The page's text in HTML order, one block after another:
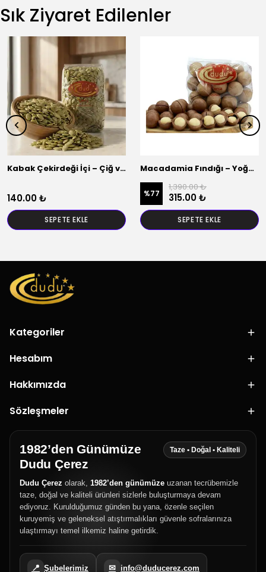
Sık Ziyaret Edilenler
Kabak Çekirdeği İçi – Çiğ ve Doğal
140.00 ₺
SEPETE EKLE
Macadamia Fındığı – Yoğun Lezzet
%77
1,390.00 ₺
315.00 ₺
SEPETE EKLE
Kategoriler
Hesabım
Hakkımızda
Sözleşmeler
1982’den Günümüze
Dudu Çerez
Taze • Doğal • Kaliteli
Dudu Çerez olarak, 1982’den günümüze uzanan tecrübemizle
taze, doğal ve kaliteli ürünleri sizlerle buluşturmaya devam
ediyoruz. Kurulduğumuz günden bu yana, özenle seçilen
kuruyemiş ve geleneksel atıştırmalıkları güvenle sofralarınıza
ulaştırmayı temel ilkemiz haline getirdik.
📍 Şubelerimiz ✉ info@duducerez.com